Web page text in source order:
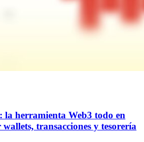
la herramienta Web3 todo en
transacciones y tesorería